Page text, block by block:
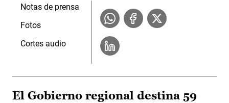
Notas de prensa
Fotos
Cortes audio
El Gobierno regional destina 59